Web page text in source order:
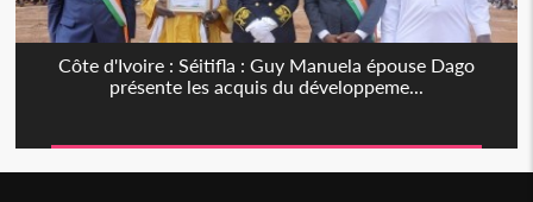
Côte d'Ivoire : Séitifla : Guy Manuela épouse Dago
présente les acquis du développeme...